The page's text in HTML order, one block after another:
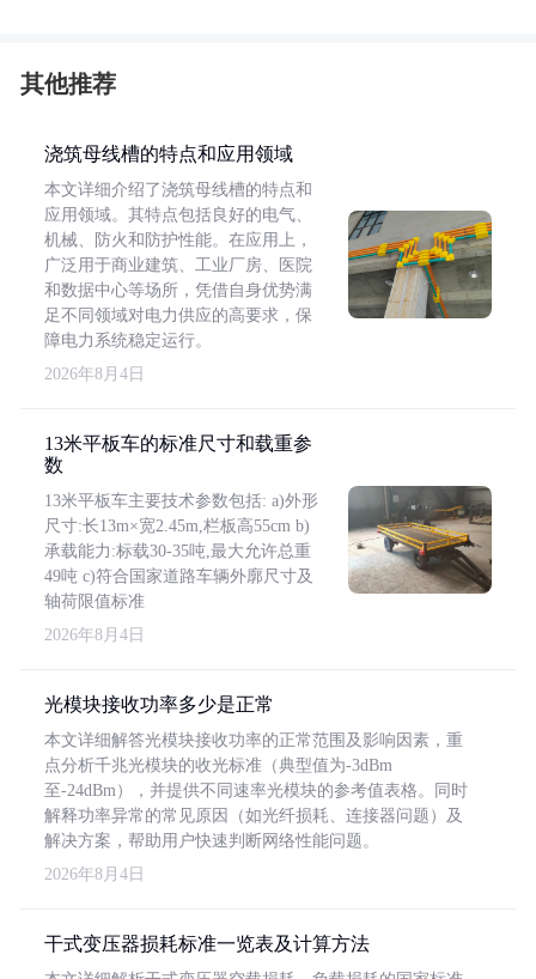
其他推荐
浇筑母线槽的特点和应用领域
本文详细介绍了浇筑母线槽的特点和
应用领域。其特点包括良好的电气、
机械、防火和防护性能。在应用上，
广泛用于商业建筑、工业厂房、医院
和数据中心等场所，凭借自身优势满
足不同领域对电力供应的高要求，保
障电力系统稳定运行。
2026年8月4日
13米平板车的标准尺寸和载重参
数
13米平板车主要技术参数包括: a)外形
尺寸:长13m×宽2.45m,栏板高55cm b)
承载能力:标载30-35吨,最大允许总重
49吨 c)符合国家道路车辆外廓尺寸及
轴荷限值标准
2026年8月4日
光模块接收功率多少是正常
本文详细解答光模块接收功率的正常范围及影响因素，重
点分析千兆光模块的收光标准（典型值为-3dBm
至-24dBm），并提供不同速率光模块的参考值表格。同时
解释功率异常的常见原因（如光纤损耗、连接器问题）及
解决方案，帮助用户快速判断网络性能问题。
2026年8月4日
干式变压器损耗标准一览表及计算方法